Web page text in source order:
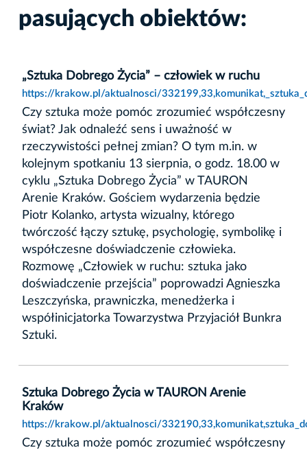
pasujących obiektów:
„Sztuka Dobrego Życia” – człowiek w ruchu
https://krakow.pl/aktualnosci/
Czy sztuka może pomóc zrozumieć współczesny
świat? Jak odnaleźć sens i uważność w
rzeczywistości pełnej zmian? O tym m.in. w
kolejnym spotkaniu 13 sierpnia, o godz. 18.00 w
cyklu „Sztuka Dobrego Życia” w TAURON
Arenie Kraków. Gościem wydarzenia będzie
Piotr Kolanko, artysta wizualny, którego
twórczość łączy sztukę, psychologię, symbolikę i
współczesne doświadczenie człowieka.
Rozmowę „Człowiek w ruchu: sztuka jako
doświadczenie przejścia” poprowadzi Agnieszka
Leszczyńska, prawniczka, menedżerka i
współinicjatorka Towarzystwa Przyjaciół Bunkra
Sztuki.
Sztuka Dobrego Życia w TAURON Arenie
Kraków
https://krakow.pl/aktualnosci/
Czy sztuka może pomóc zrozumieć współczesny